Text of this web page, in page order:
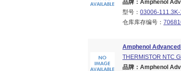
品牌：Amphenol
型号： 03006-
仓库库存编号：
Amphenol
THERMISTOR NTC
品牌：Amphenol